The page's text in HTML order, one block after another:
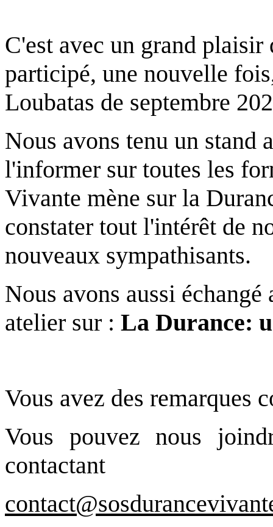
C'est avec un grand
participé, une nouvelle
Loubatas de septembre
Nous avons tenu un stand
l'informer sur toutes les
Vivante mène sur la
constater tout l'intérêt de
nouveaux sympathisants.
Nous avons aussi
atelier sur : La Durance:
Vous avez des remarques
Vous pouvez nous
contactant